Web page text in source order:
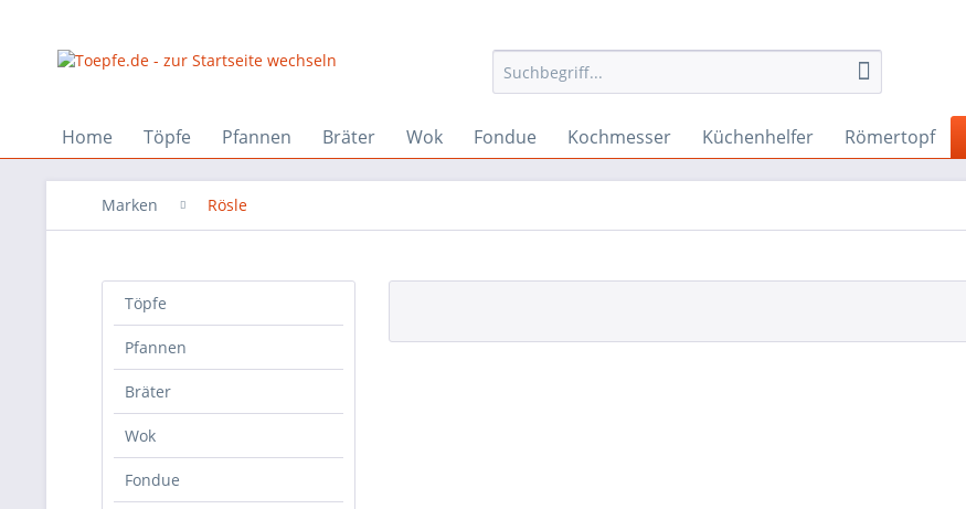
Home Töpfe Pfannen Bräter Wok Fondue Kochmesser Küchenhelfer Römertopf
Marken Rösle
Töpfe
Pfannen
Bräter
Wok
Fondue